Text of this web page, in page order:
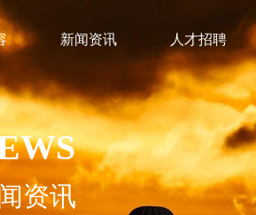
新闻资讯 人才招聘
资讯